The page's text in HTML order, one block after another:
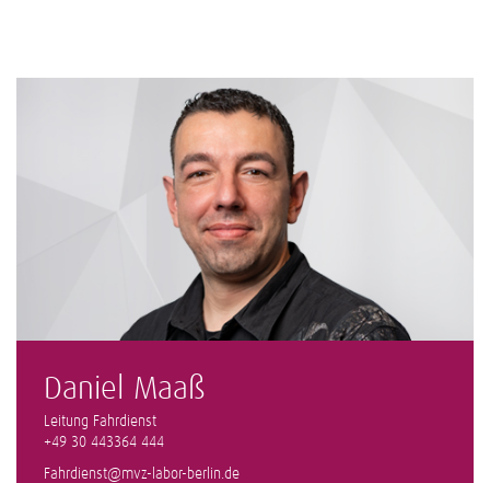
Daniel Maaß
Leitung Fahrdienst
+49 30 443364 444
Fahrdienst@mvz-labor-berlin.de